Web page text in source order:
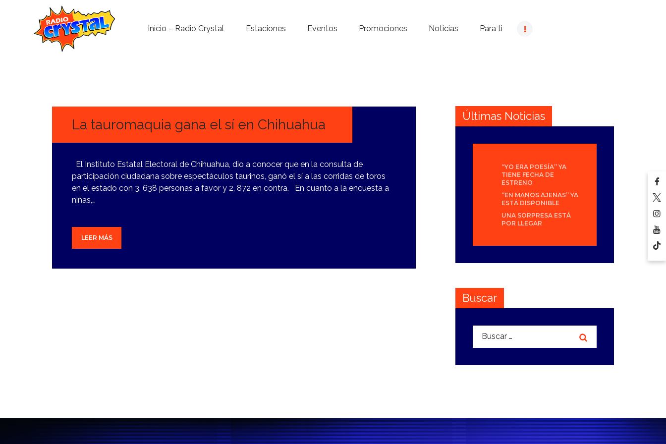
Inicio – Radio Crystal Estaciones Eventos Promociones Noticias Para ti
Noticias
Para ti
Contacto
La tauromaquia gana el sí en Chihuahua
El Instituto Estatal Electoral de Chihuahua, dio a conocer que en la consulta de
participación ciudadana sobre espectáculos taurinos, ganó el sí a las corridas de toros
en el estado con 3, 638 personas a favor y 2, 872 en contra. En cuanto a la encuesta a
niñas,…
LEER MÁS
Últimas Noticias
“YO ERA POESÍA” YA
TIENE FECHA DE
ESTRENO
“EN MANOS AJENAS” YA
ESTÁ DISPONIBLE
UNA SORPRESA ESTÁ
POR LLEGAR
Buscar
Buscar: